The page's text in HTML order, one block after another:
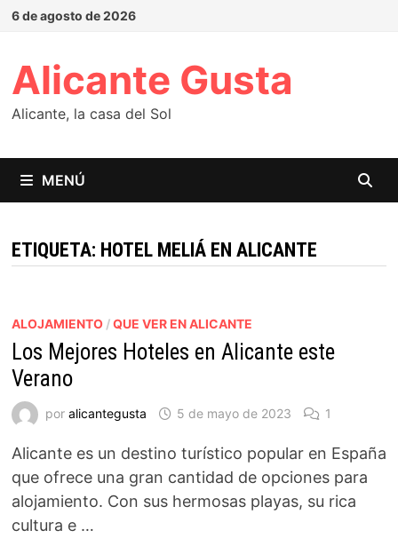
Saltar
6 de agosto de 2026
Alicante Gusta
Alicante, la casa del Sol
MENÚ
ETIQUETA: HOTEL MELIÁ EN ALICANTE
ALOJAMIENTO/QUE VER EN ALICANTE
Los Mejores Hoteles en Alicante este
Verano
por alicantegusta 5 de mayo de 2023 1
Alicante es un destino turístico popular en España
que ofrece una gran cantidad de opciones para
alojamiento. Con sus hermosas playas, su rica
cultura e …